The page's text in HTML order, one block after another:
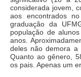
considerada jovem,
aos encontrados
graduação da
população de
anos.
deles não demora a
Quanto ao gênero,
os pais. Apenas um